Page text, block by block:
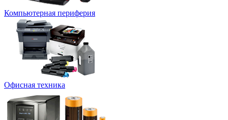
Компьютерная периферия
Офисная техника